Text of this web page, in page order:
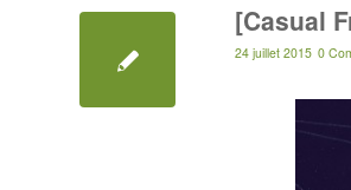
[Casual
24 juillet 2015 0